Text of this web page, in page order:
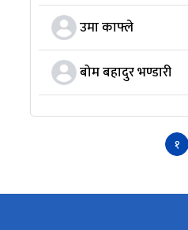
उमा काफ्ले
बोम बहादुर भण्डारी
१